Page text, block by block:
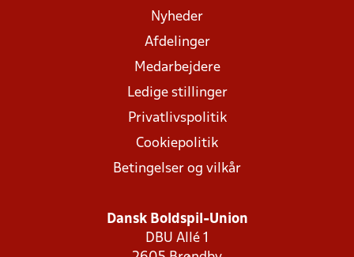
Nyheder
Afdelinger
Medarbejdere
Ledige stillinger
Privatlivspolitik
Cookiepolitik
Betingelser og vilkår
Dansk Boldspil-Union
DBU Allé 1